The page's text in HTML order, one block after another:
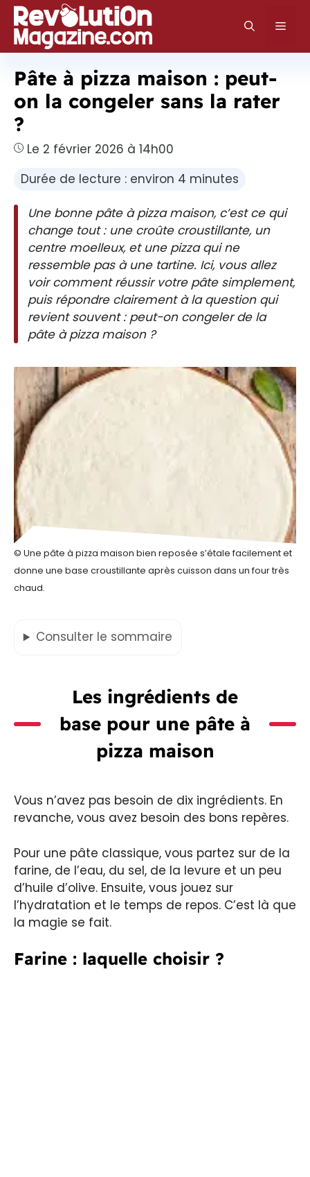
Aller
au
contenu
Pâte à pizza maison : peut-
on la congeler sans la rater
?
Le 2 février 2026 à 14h00
Durée de lecture : environ 4 minutes
Une bonne pâte à pizza maison, c’est ce qui
change tout : une croûte croustillante, un
centre moelleux, et une pizza qui ne
ressemble pas à une tartine. Ici, vous allez
voir comment réussir votre pâte simplement,
puis répondre clairement à la question qui
revient souvent : peut-on congeler de la
pâte à pizza maison ?
© Une pâte à pizza maison bien reposée s’étale facilement et
donne une base croustillante après cuisson dans un four très
chaud.
Consulter le sommaire
Les ingrédients de
base pour une pâte à
pizza maison
Vous n’avez pas besoin de dix ingrédients. En
revanche, vous avez besoin des bons repères.
Pour une pâte classique, vous partez sur de la
farine, de l’eau, du sel, de la levure et un peu
d’huile d’olive. Ensuite, vous jouez sur
l’hydratation et le temps de repos. C’est là que
la magie se fait.
Farine : laquelle choisir ?